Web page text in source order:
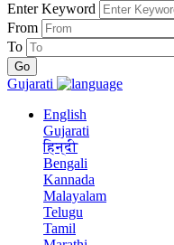
Enter Keyword
From
To
Gujarati
English
Gujarati
हिन्दी
Bengali
Kannada
Malayalam
Telugu
Tamil